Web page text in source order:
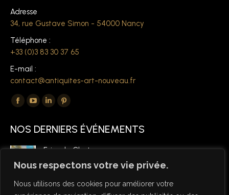
Nous respectons votre vie privée.
Nous utilisons des cookies pour améliorer votre
Adresse
34, rue Gustave Simon - 54000 Nancy
Téléphone :
+33 (0)3 83 30 37 65
E-mail :
contact@antiquites-art-nouveau.fr
Trouvez nous sur :
La
Facebook
s'ouvre
nouvelle
La
YouTube
s'ouvre
nouvelle
La
LinkedIn
s'ouvre
une
nouvelle
La
Pinterest
s'ouvre
nouvelle
NOS DERNIERS ÉVÉNEMENTS
Foire de Chatou
6 mars 2026